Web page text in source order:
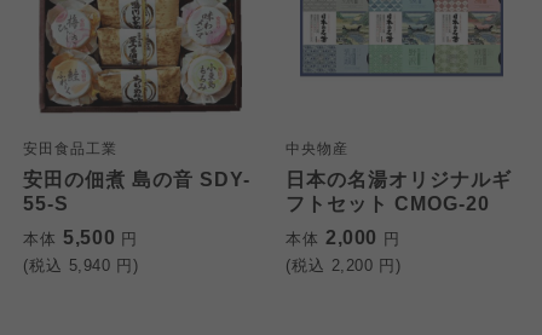
安田食品工業
安田の佃煮 島の音 SDY-
55-S
本体 5,500 円
(税込 5,940 円)
中央物産
日本の名湯オリジナルギ
フトセット CMOG-20
本体 2,000 円
(税込 2,200 円)